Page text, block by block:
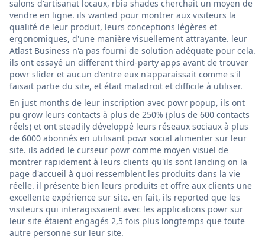
salons d'artisanat locaux, rbia shades cherchait un moyen de
vendre en ligne. ils wanted pour montrer aux visiteurs la
qualité de leur produit, leurs conceptions légères et
ergonomiques, d'une manière visuellement attrayante. leur
Atlast Business n'a pas fourni de solution adéquate pour cela.
ils ont essayé un different third-party apps avant de trouver
powr slider et aucun d'entre eux n'apparaissait comme s'il
faisait partie du site, et était maladroit et difficile à utiliser.
En just months de leur inscription avec powr popup, ils ont
pu grow leurs contacts à plus de 250% (plus de 600 contacts
réels) et ont steadily développé leurs réseaux sociaux à plus
de 6000 abonnés en utilisant powr social alimenter sur leur
site. ils added le curseur powr comme moyen visuel de
montrer rapidement à leurs clients qu'ils sont landing on la
page d'accueil à quoi ressemblent les produits dans la vie
réelle. il présente bien leurs produits et offre aux clients une
excellente expérience sur site. en fait, ils reported que les
visiteurs qui interagissaient avec les applications powr sur
leur site étaient engagés 2,5 fois plus longtemps que toute
autre personne sur leur site.